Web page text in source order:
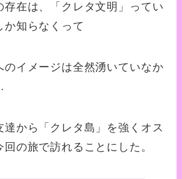
存在は、「クレタ文明」ってい
か知らなくって
のイメージは全然湧いていなか
達から「クレタ島」を強くオス
回の旅で訪れることにした。